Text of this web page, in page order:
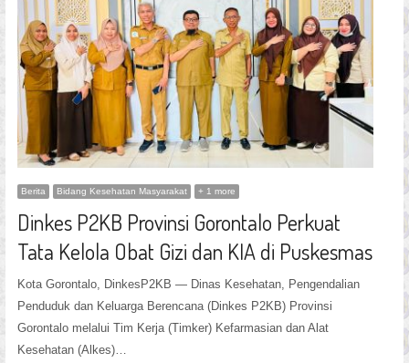
Berita Bidang Kesehatan Masyarakat + 1 more
Dinkes P2KB Provinsi Gorontalo Perkuat
Tata Kelola Obat Gizi dan KIA di Puskesmas
Kota Gorontalo, DinkesP2KB — Dinas Kesehatan, Pengendalian
Penduduk dan Keluarga Berencana (Dinkes P2KB) Provinsi
Gorontalo melalui Tim Kerja (Timker) Kefarmasian dan Alat
Kesehatan (Alkes)…